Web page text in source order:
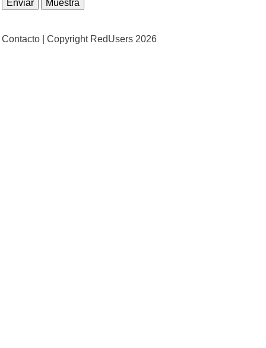
Contacto | Copyright RedUsers 2026